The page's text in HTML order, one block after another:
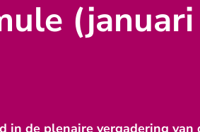
(januari
in de plenaire vergadering van